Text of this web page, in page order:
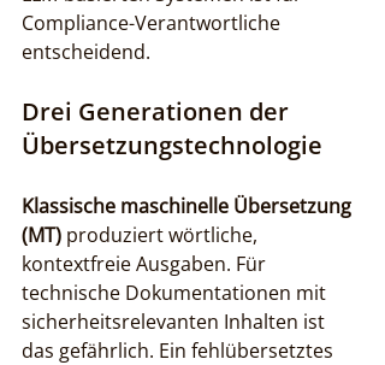
Compliance-Verantwortliche
entscheidend.
Drei Generationen der
Übersetzungstechnologie
Klassische maschinelle Übersetzung
(MT) produziert wörtliche,
kontextfreie Ausgaben. Für
technische Dokumentationen mit
sicherheitsrelevanten Inhalten ist
das gefährlich. Ein fehlübersetztes